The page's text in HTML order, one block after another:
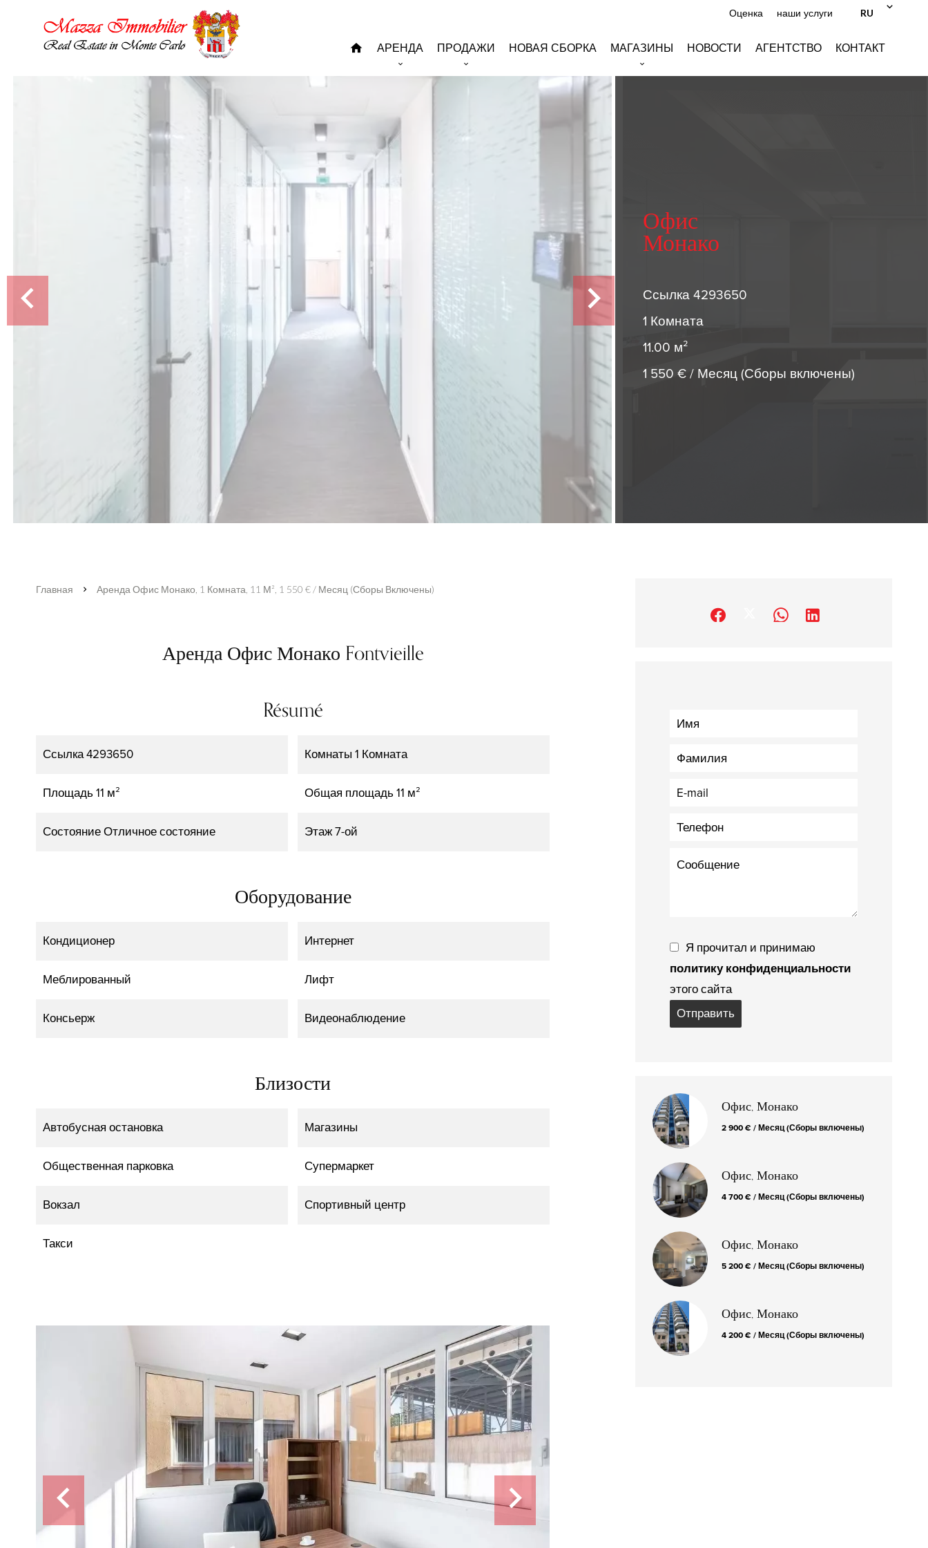
Оценка наши услуги RU
АРЕНДА ПРОДАЖИ НОВАЯ СБОРКА МАГАЗИНЫ НОВОСТИ АГЕНТСТВО КОНТАКТ
Офис
Монако
Ссылка 4293650
1 Комната
11.00 м²
1 550 € / Месяц (Сборы включены)
Главная Аренда Офис Монако, 1 Комната, 11 М², 1 550 € / Месяц (Сборы Включены)
Аренда Офис Монако Fontvieille
Résumé
Ссылка4293650 Комнаты1 Комната
Площадь11 м² Общая площадь11 м²
СостояниеОтличное состояние Этаж7-ой
Оборудование
Кондиционер Интернет
Меблированный Лифт
Консьерж Видеонаблюдение
Близости
Автобусная остановка Магазины
Общественная парковка Супермаркет
Вокзал Спортивный центр
Такси
Я прочитал и принимаю
политику конфиденциальности
этого сайта
Отправить
Офис, Монако
2 900 € / Месяц (Сборы включены)
Офис, Монако
4 700 € / Месяц (Сборы включены)
Офис, Монако
5 200 € / Месяц (Сборы включены)
Офис, Монако
4 200 € / Месяц (Сборы включены)